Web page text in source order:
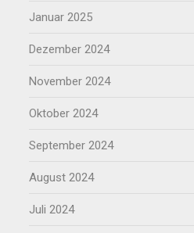
Januar 2025
Dezember 2024
November 2024
Oktober 2024
September 2024
August 2024
Juli 2024